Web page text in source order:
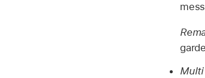
Multi